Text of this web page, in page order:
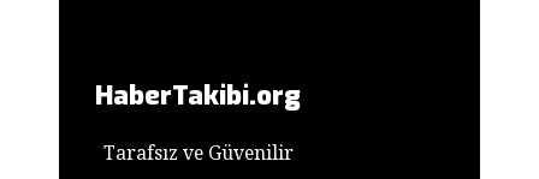
HaberTakibi.org
Tarafsız ve Güvenilir